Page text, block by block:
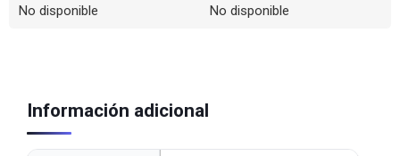
No disponible No disponible
Información adicional